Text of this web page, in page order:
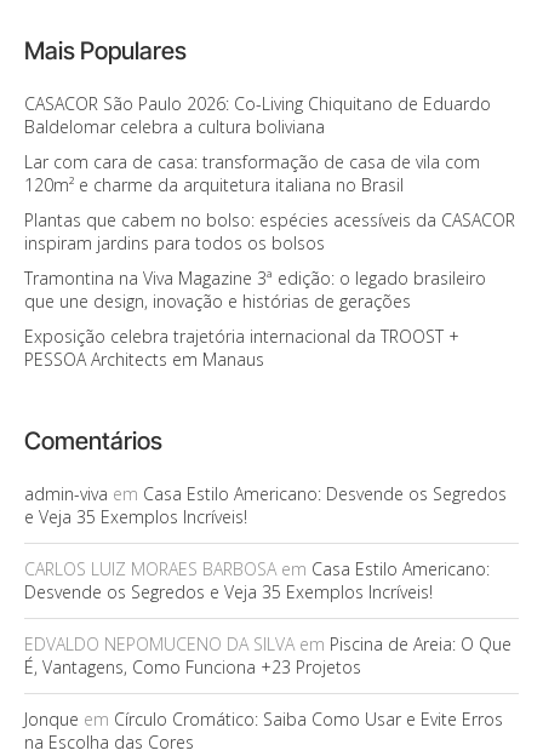
Mais Populares
CASACOR São Paulo 2026: Co-Living Chiquitano de Eduardo
Baldelomar celebra a cultura boliviana
Lar com cara de casa: transformação de casa de vila com
120m² e charme da arquitetura italiana no Brasil
Plantas que cabem no bolso: espécies acessíveis da CASACOR
inspiram jardins para todos os bolsos
Tramontina na Viva Magazine 3ª edição: o legado brasileiro
que une design, inovação e histórias de gerações
Exposição celebra trajetória internacional da TROOST +
PESSOA Architects em Manaus
Comentários
admin-viva em Casa Estilo Americano: Desvende os Segredos
e Veja 35 Exemplos Incríveis!
CARLOS LUIZ MORAES BARBOSAem Casa Estilo Americano:
Desvende os Segredos e Veja 35 Exemplos Incríveis!
EDVALDO NEPOMUCENO DA SILVAem Piscina de Areia: O Que
É, Vantagens, Como Funciona +23 Projetos
Jonque em Círculo Cromático: Saiba Como Usar e Evite Erros
na Escolha das Cores